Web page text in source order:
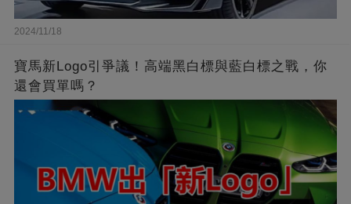
2024/11/18
寶馬新Logo引爭議！高端黑白標與藍白標之戰，你
還會買單嗎？